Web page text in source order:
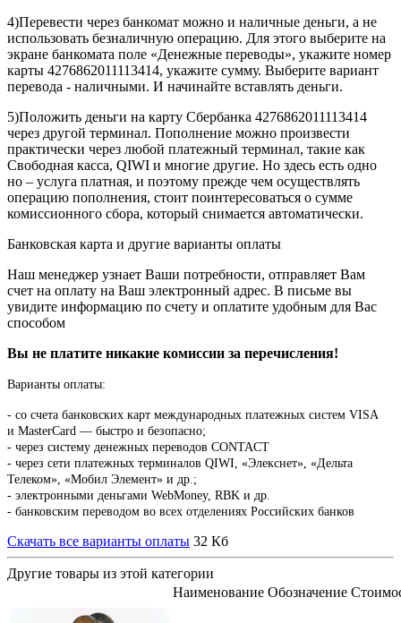
4)Перевести через банкомат можно и наличные деньги, а не
использовать безналичную операцию. Для этого выберите на
экране банкомата поле «Денежные переводы», укажите номер
карты 4276862011113414, укажите сумму. Выберите вариант
перевода - наличными. И начинайте вставлять деньги.
5)Положить деньги на карту Сбербанка 4276862011113414
через другой терминал. Пополнение можно произвести
практически через любой платежный терминал, такие как
Свободная касса, QIWI и многие другие. Но здесь есть одно
но – услуга платная, и поэтому прежде чем осуществлять
операцию пополнения, стоит поинтересоваться о сумме
комиссионного сбора, который снимается автоматически.
Банковская карта и другие варианты оплаты
Наш менеджер узнает Ваши потребности, отправляет Вам
счет на оплату на Ваш электронный адрес. В письме вы
увидите информацию по счету и оплатите удобным для Вас
способом
Вы не платите никакие комиссии за перечисления!
Варианты оплаты:
- со счета банковских карт международных платежных систем VISA
и MasterCard — быстро и безопасно;
- через систему денежных переводов CONTACT
- через сети платежных терминалов QIWI, «Элекснет», «Дельта
Телеком», «Мобил Элемент» и др.;
- электронными деньгами WebMoney, RBK и др.
- банковским переводом во всех отделениях Российских банков
Скачать все варианты оплаты 32 Кб
Другие товары из этой категории
Наименование Обозначение